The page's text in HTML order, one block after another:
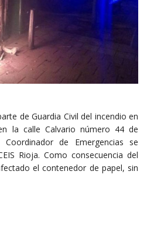
de Guardia Civil del incendio en
la calle Calvario número 44 de
de Emergencias se
Rioja. Como consecuencia del
el contenedor de papel, sin